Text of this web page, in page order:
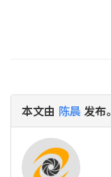
本文由 陈晨 发布。